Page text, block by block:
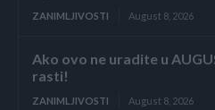
ZANIMLJIVOSTI August 8, 2026
Ako ovo ne uradite u
rasti!
ZANIMLJIVOSTI August 8, 2026